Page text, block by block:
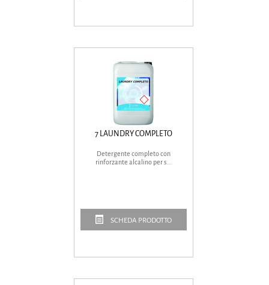
7 LAUNDRY COMPLETO
Detergente completo con
rinforzante alcalino per s...
SCHEDA PRODOTTO